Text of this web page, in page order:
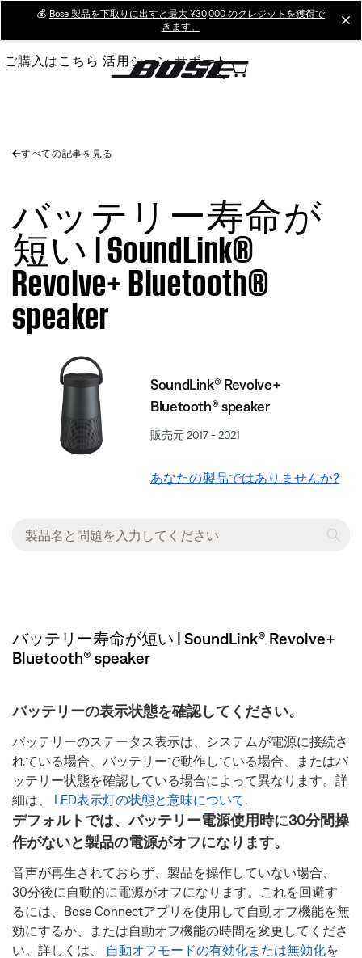
Main
💰 Bose 製品を下取りに出すと最大 ¥30,000 のクレジットを獲得で
きます。
ご購入はこちら 活用シーン サポート
すべての記事を見る
バッテリー寿命が
短い | SoundLink®
Revolve+ Bluetooth®
speaker
SoundLink® Revolve+
Bluetooth® speaker
販売元 2017 - 2021
あなたの製品ではありませんか?
バッテリー寿命が短い | SoundLink® Revolve+
Bluetooth® speaker
バッテリーの表示状態を確認してください。
バッテリーのステータス表示は、システムが電源に接続さ
れている場合、バッテリーで動作している場合、またはバ
ッテリー状態を確認している場合によって異なります。詳
細は、 LED表示灯の状態と意味について.
デフォルトでは、バッテリー電源使用時に30分間操
作がないと製品の電源がオフになります。
音声が再生されておらず、製品を操作していない場合、
30分後に自動的に電源がオフになります。これを回避す
るには、Bose Connectアプリを使用して自動オフ機能を無
効にするか、または自動オフ機能の時間を変更してくださ
い。詳しくは、
自動オフモードの有効化または無効化を